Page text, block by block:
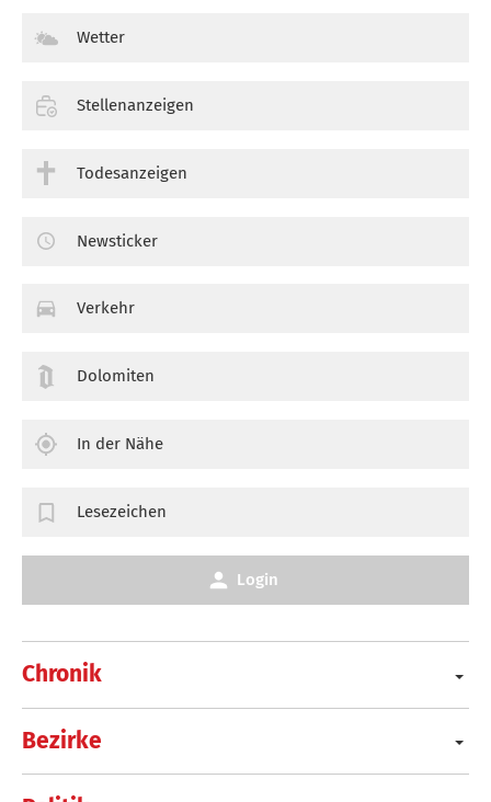
Chronik
Bezirke
Wetter
Stellenanzeigen
Todesanzeigen
Newsticker
Verkehr
Dolomiten
In der Nähe
Lesezeichen
Login